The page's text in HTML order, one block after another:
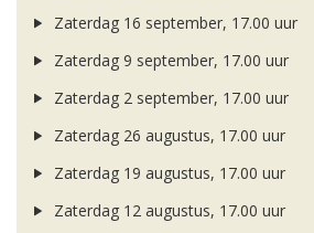
Zaterdag 16 september, 17.00 uur
Zaterdag 9 september, 17.00 uur
Zaterdag 2 september, 17.00 uur
Zaterdag 26 augustus, 17.00 uur
Zaterdag 19 augustus, 17.00 uur
Zaterdag 12 augustus, 17.00 uur